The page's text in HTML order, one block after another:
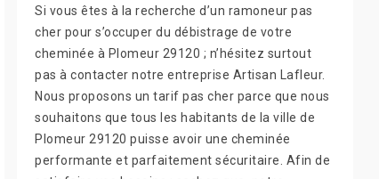
Si vous êtes à la recherche d’un ramoneur pas
cher pour s’occuper du débistrage de votre
cheminée à Plomeur 29120 ; n’hésitez surtout
pas à contacter notre entreprise Artisan Lafleur.
Nous proposons un tarif pas cher parce que nous
souhaitons que tous les habitants de la ville de
Plomeur 29120 puisse avoir une cheminée
performante et parfaitement sécuritaire. Afin de